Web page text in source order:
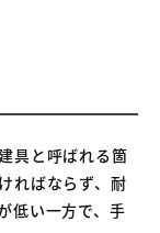
具と呼ばれる箇
ればならず、耐
低い一方で、手